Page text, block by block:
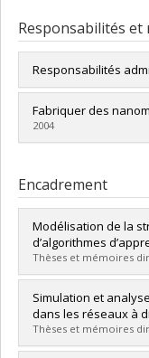
Responsabilités
Responsabilités
2001-2007:
Faculté des
technologie),
découverte, à
Fabriquer des
2004
Encadrement
Modélisation de la
d’algorithmes
Thèses et mémoires
Diplômé(e) :
Cycle :Maîtrise
Diplôme obtenu :
Lien vers le
Simulation et
dans les réseaux à
Thèses et mémoires